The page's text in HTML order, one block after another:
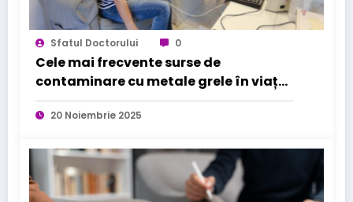
Sfatul Doctorului 0
Cele mai frecvente surse de
contaminare cu metale grele în viața
de zi cu zi
20 Noiembrie 2025